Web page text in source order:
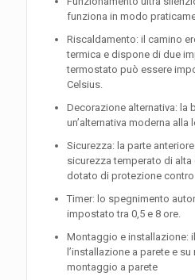
funziona in modo
Riscaldamento: il camino
termica e dispone di due
termostato può essere
Celsius.
Decorazione alternativa: la
un’alternativa moderna alla
Sicurezza: la parte
sicurezza temperato di alta
dotato di protezione contro
Timer: lo spegnimento
impostato tra 0,5 e 8 ore.
Montaggio e installazione:
l’installazione a parete e
montaggio a parete